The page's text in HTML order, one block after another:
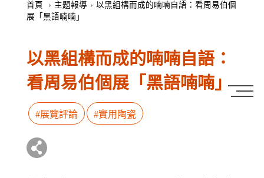
首頁 › 主題報導 › 以黑組構而成的喃喃自語：看周易伯個
展「黑語喃喃」
以黑組構而成的喃喃自語：
看周易伯個展「黑語喃喃」
#展覽評論 #實用陶瓷